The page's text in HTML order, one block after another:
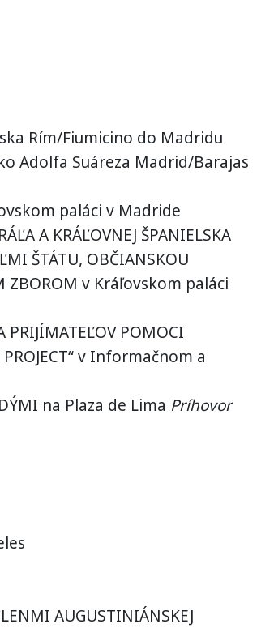
Rím/Fiumicino do Madridu
Adolfa Suáreza Madrid/Barajas
paláci v Madride
A KRÁĽOVNEJ ŠPANIELSKA
ŠTÁTU, OBČIANSKOU
ZBOROM v Kráľovskom paláci
PRIJÍMATEĽOV POMOCI
PROJECT“ v Informačnom a
na Plaza de Lima Príhovor
AUGUSTINIÁNSKEJ